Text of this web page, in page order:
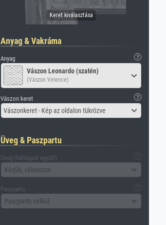
Anyag & Vakráma
Anyag
Vászon Leonardo (szatén)
(Vászon Velence)
Vászon keret
Vászonkeret - Kép az oldalon tükrözve
Üveg & Paszpartu
Üveg (hátlappal együtt)
Kérjük, válasszon
Paszpartu
Paszpartu nélkül